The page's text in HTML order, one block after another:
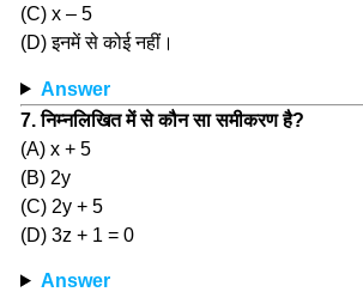
(C) x – 5
(D) इनमें से कोई नहीं।
Answer
7. निम्नलिखित में से कौन सा समीकरण है?
(A) x + 5
(B) 2y
(C) 2y + 5
(D) 3z + 1 = 0
Answer